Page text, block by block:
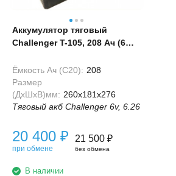
Аккумулятор тяговый
Challenger T-105, 208 Ач (6
Ёмкость Ач (С20): 208
Размер
(ДхШхВ)мм: 260x181x276
Тяговый акб Challenger 6v, 6.26
20 400 ₽
при обмене
21 500 ₽
без обмена
В наличии